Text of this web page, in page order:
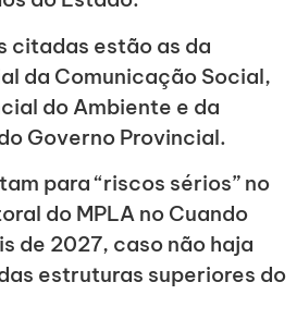
citadas estão as da
da Comunicação Social,
do Ambiente e da
Governo Provincial.
para “riscos sérios” no
do MPLA no Cuando
de 2027, caso não haja
estruturas superiores do